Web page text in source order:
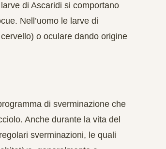
di Ascaridi si comportano
Nell’uomo le larve di
o oculare dando origine
di sverminazione che
Anche durante la vita del
sverminazioni, le quali